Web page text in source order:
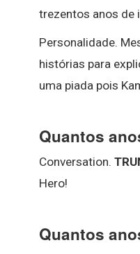
trezentos anos de
Personalidade.
histórias para
uma piada pois
Quantos
Conversation.
Hero!
Quantos